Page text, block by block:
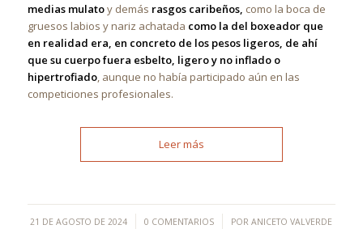
medias mulatoy demás rasgos caribeños, como la boca de
gruesos labios y nariz achatada como la del boxeador que
en realidad era, en concreto de los pesos ligeros, de ahí
que su cuerpo fuera esbelto, ligero y no inflado o
hipertrofiado, aunque no había participado aún en las
competiciones profesionales.
Leer más
21 DE AGOSTO DE 2024
/ 0 COMENTARIOS
/ PORANICETO VALVERDE